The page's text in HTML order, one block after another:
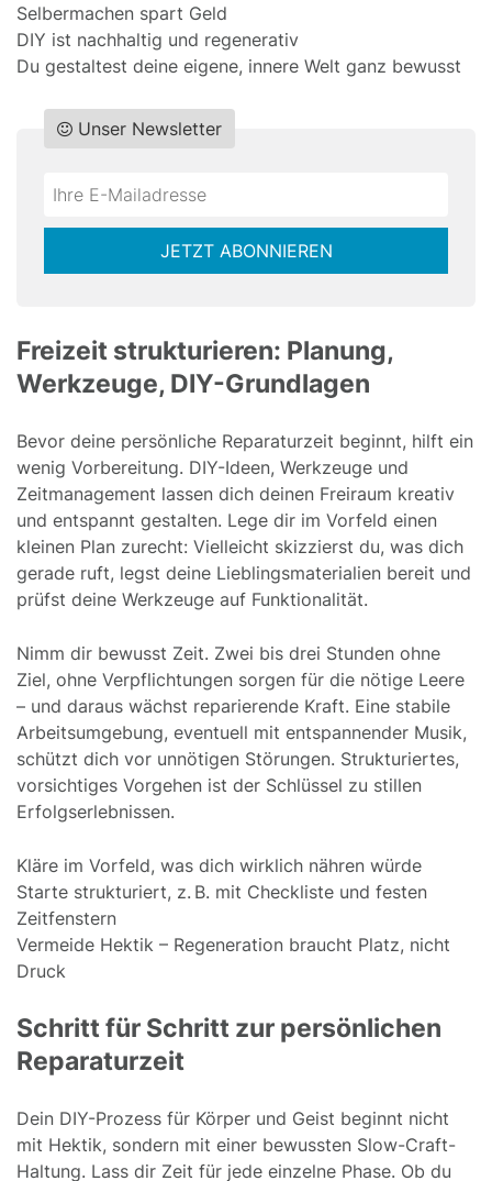
Selbermachen spart Geld
DIY ist nachhaltig und regenerativ
Du gestaltest deine eigene, innere Welt ganz bewusst
Do
Unser Newsletter
*Ihre
JETZT ABONNIEREN
Freizeit strukturieren: Planung,
Werkzeuge, DIY-Grundlagen
Bevor deine persönliche Reparaturzeit beginnt, hilft ein
wenig Vorbereitung. DIY-Ideen, Werkzeuge und
Zeitmanagement lassen dich deinen Freiraum kreativ
und entspannt gestalten. Lege dir im Vorfeld einen
kleinen Plan zurecht: Vielleicht skizzierst du, was dich
gerade ruft, legst deine Lieblingsmaterialien bereit und
prüfst deine Werkzeuge auf Funktionalität.
Nimm dir bewusst Zeit. Zwei bis drei Stunden ohne
Ziel, ohne Verpflichtungen sorgen für die nötige Leere
– und daraus wächst reparierende Kraft. Eine stabile
Arbeitsumgebung, eventuell mit entspannender Musik,
schützt dich vor unnötigen Störungen. Strukturiertes,
vorsichtiges Vorgehen ist der Schlüssel zu stillen
Erfolgserlebnissen.
Kläre im Vorfeld, was dich wirklich nähren würde
Starte strukturiert, z. B. mit Checkliste und festen
Zeitfenstern
Vermeide Hektik – Regeneration braucht Platz, nicht
Druck
Schritt für Schritt zur persönlichen
Reparaturzeit
Dein DIY-Prozess für Körper und Geist beginnt nicht
mit Hektik, sondern mit einer bewussten Slow-Craft-
Haltung. Lass dir Zeit für jede einzelne Phase. Ob du